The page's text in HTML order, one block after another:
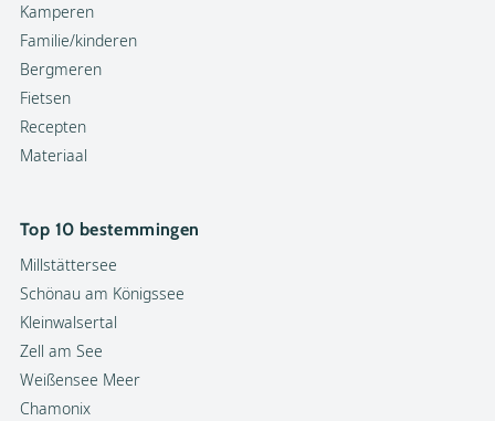
Kamperen
Familie/kinderen
Bergmeren
Fietsen
Recepten
Materiaal
Top 10 bestemmingen
Millstättersee
Schönau am Königssee
Kleinwalsertal
Zell am See
Weißensee Meer
Chamonix